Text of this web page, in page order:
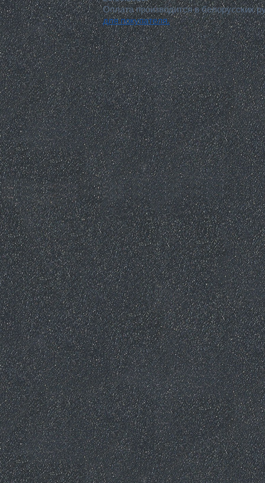
Оплата производится в белорусских
для покупателя.